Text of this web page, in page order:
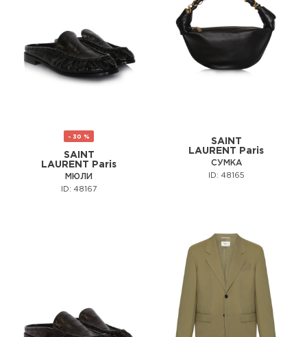
- 30 %
SAINT
LAURENT Paris
МЮЛИ
ID: 48167
SAINT
LAURENT Paris
СУМКА
ID: 48165